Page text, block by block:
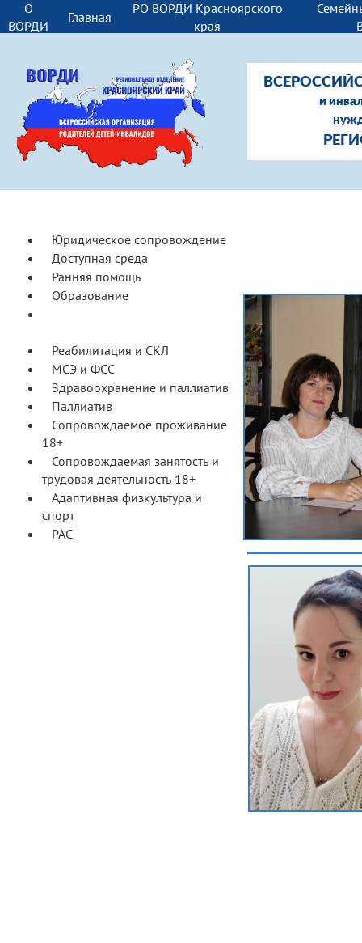
О
ВОРДИ
Главная
РО ВОРДИ Красноярского
края
и
Юридическое сопровождение
Доступная среда
Ранняя помощь
Образование
Реабилитация и СКЛ
МСЭ и ФСС
Здравоохранение и паллиатив
Паллиатив
Сопровождаемое проживание
18+
Сопровождаемая занятость и
трудовая деятельность 18+
Адаптивная физкультура и
спорт
РАС